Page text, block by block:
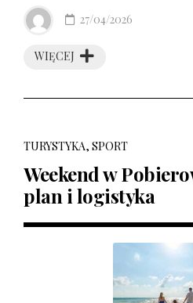
WIĘCEJ
27/04/2026
TURYSTYKA, SPORT
Weekend w
plan i logistyka